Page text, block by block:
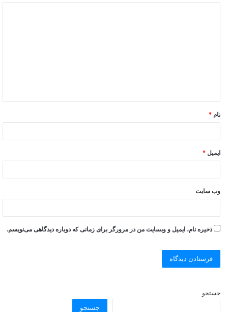
نام *
ایمیل *
وب‌ سایت
ذخیره نام، ایمیل و وبسایت من در مرورگر برای زمانی که دوباره دیدگاهی می‌نویسم.
جستجو
جستجو